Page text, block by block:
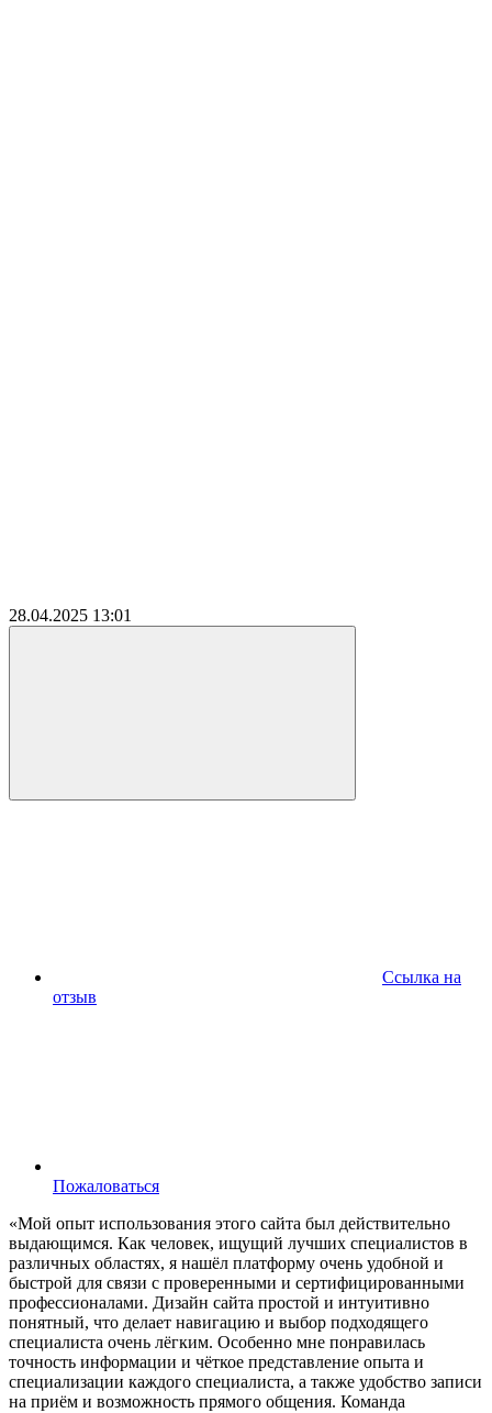
28.04.2025 13:01
Ссылка на
отзыв
Пожаловаться
«Мой опыт использования этого сайта был действительно
выдающимся. Как человек, ищущий лучших специалистов в
различных областях, я нашёл платформу очень удобной и
быстрой для связи с проверенными и сертифицированными
профессионалами. Дизайн сайта простой и интуитивно
понятный, что делает навигацию и выбор подходящего
специалиста очень лёгким. Особенно мне понравилась
точность информации и чёткое представление опыта и
специализации каждого специалиста, а также удобство записи
на приём и возможность прямого общения. Команда